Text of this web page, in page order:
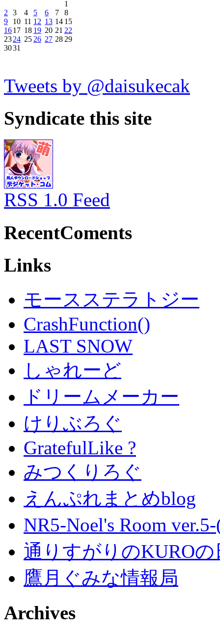
1
2
3 4 5 6 7
8
9
10 11 12 13 14 15
1617 18 19 20 21 22
2324 25 26 27 28 29
3031
Tweets by @daisukecak
Syndicate this site
RSS 1.0 Feed
RecentComents
Links
モースステラトジー
CrashFunction()
LAST SNOW
しゃれーど
ドリームメーカー
けりぶろぐ
GratefulLike ?
みつくりろぐ
えんぷれまとめblog
NR5-Noel's Room
通りすがりのKURO
鷹月ぐみな情報局
Archives